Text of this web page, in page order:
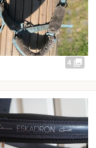
4 photo_library